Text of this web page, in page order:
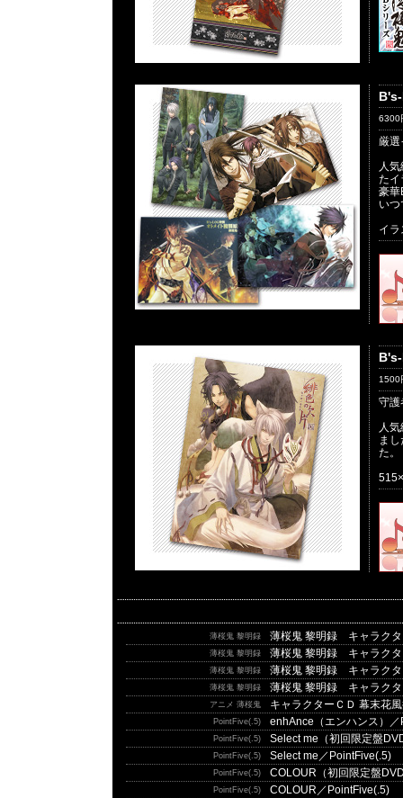
6300
厳
人
たイ
豪華
い
イ
1500
守護
人
ま
た。
薄桜鬼 黎明録 薄桜鬼 黎明録 キャラク
薄桜鬼 黎明録 薄桜鬼 黎明録 キャラク
薄桜鬼 黎明録 薄桜鬼 黎明録 キャラク
薄桜鬼 黎明録 薄桜鬼 黎明録 キャラク
アニメ 薄桜鬼 キャラクターＣＤ 幕末花
PointFive(.5) enhAnce（エンハンス）
PointFive(.5) Select me（初回限定盤
PointFive(.5) Select me／PointFive(.5)
PointFive(.5) COLOUR（初回限定盤
PointFive(.5) COLOUR／PointFive(.5)